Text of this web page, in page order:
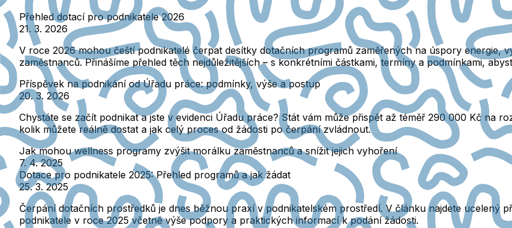
Přehled dotací pro podnikatele 2026
21. 3. 2026
V roce 2026 mohou čeští podnikatelé čerpat desítky dotačních programů zaměřených na úspory energie,
zaměstnanců. Přinášíme přehled těch nejdůležitějších – s konkrétními částkami, termíny a podmínkami,
Příspěvek na podnikání od Úřadu práce: podmínky, výše a postup
20. 3. 2026
Chystáte se začít podnikat a jste v evidenci Úřadu práce? Stát vám může přispět až téměř 290 000 Kč na
kolik můžete reálně dostat a jak celý proces od žádosti po čerpání zvládnout.
Jak mohou wellness programy zvýšit morálku zaměstnanců a snížit jejich vyhoření
7. 4. 2025
Dotace pro podnikatele 2025: Přehled programů a jak žádat
25. 3. 2025
Čerpání dotačních prostředků je dnes běžnou praxí v podnikatelském prostředí. V článku najdete ucelený
podnikatele v roce 2025 včetně výše podpory a praktických informací k podání žádosti.